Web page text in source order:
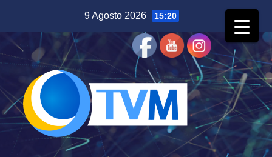
contenuto
9 Agosto 2026 15:20